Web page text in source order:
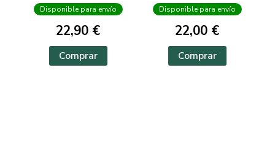
Disponible para envío
22,90 €
Comprar
Disponible para envío
22,00 €
Comprar